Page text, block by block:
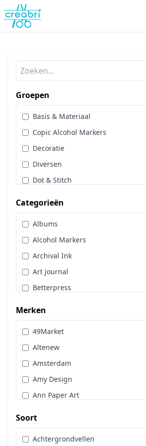
Groepen
Basis & Materiaal
Copic Alcohol Markers
Decoratie
Diversen
Dot & Stitch
Sale
Stans, Embos & Stencils
Stempels
Workshoppakket
Pan Pastel
Categorieën
Albums
Alcohol Markers
Archival Ink
Art Journal
Betterpress
Brads
Cadence
Designpapier
Distress Oxide Spray
Distress Spritz
Divers
Dot & Do
Embossingpoeder
Merken
49Market
Altenew
Amsterdam
Amy Design
Ann Paper Art
Art Impressions
Art Journaling
Soort
Achtergrondvellen